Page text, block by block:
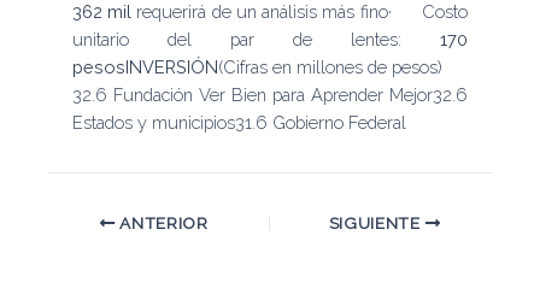
362 mil requerirá de un análisis más fino· Costo
unitario del par de lentes: 170
pesos INVERSIÓN(Cifras en millones de pesos)
32.6 Fundación Ver Bien para Aprender Mejor32.6
Estados y municipios31.6 Gobierno Federal
ANTERIOR SIGUIENTE